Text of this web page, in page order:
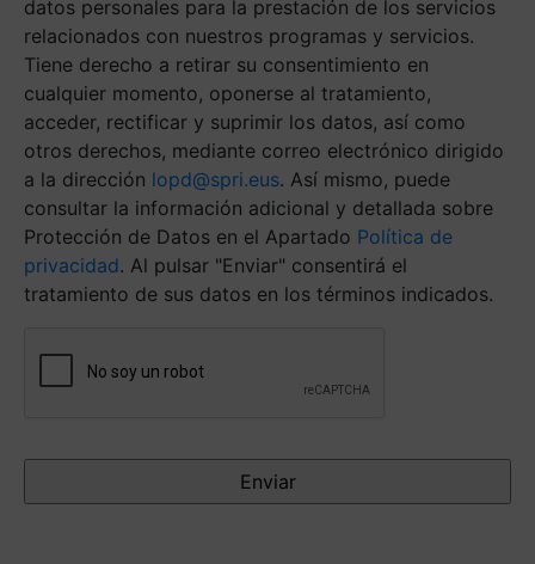
datos personales para la prestación de los servicios
relacionados con nuestros programas y servicios.
Tiene derecho a retirar su consentimiento en
cualquier momento, oponerse al tratamiento,
acceder, rectificar y suprimir los datos, así como
otros derechos, mediante correo electrónico dirigido
a la dirección lopd@spri.eus. Así mismo, puede
consultar la información adicional y detallada sobre
Protección de Datos en el Apartado Política de
privacidad. Al pulsar "Enviar" consentirá el
tratamiento de sus datos en los términos indicados.